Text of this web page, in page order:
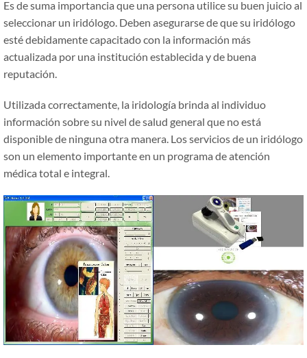
Es de suma importancia que una persona utilice su buen juicio al
seleccionar un iridólogo. Deben asegurarse de que su iridólogo
esté debidamente capacitado con la información más
actualizada por una institución establecida y de buena
reputación.
Utilizada correctamente, la iridología brinda al individuo
información sobre su nivel de salud general que no está
disponible de ninguna otra manera. Los servicios de un iridólogo
son un elemento importante en un programa de atención
médica total e integral.